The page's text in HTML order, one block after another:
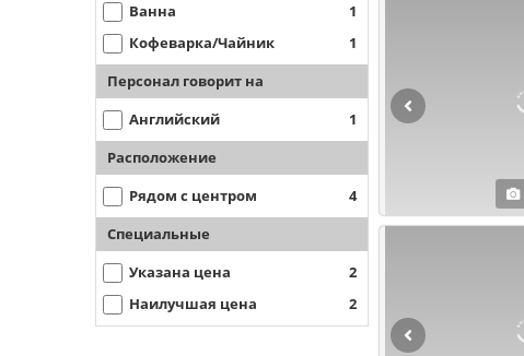
Ванна
1
Кофеварка/Чайник
1
Персонал говорит на
Английский 1
Расположение
Рядом с центром 4
Специальные
Указана цена
2
Наилучшая цена
2